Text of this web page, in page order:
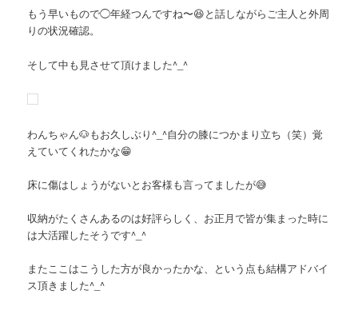
もう早いもので◯年経つんですね〜😆と話しながらご主人と外周
りの状況確認。
そして中も見させて頂けました^_^
わんちゃん🐶もお久しぶり^_^自分の膝につかまり立ち（笑）覚
えていてくれたかな😁
床に傷はしょうがないとお客様も言ってましたが😅
収納がたくさんあるのは好評らしく、お正月で皆が集まった時に
は大活躍したそうです^_^
またここはこうした方が良かったかな、という点も結構アドバイ
ス頂きました^_^